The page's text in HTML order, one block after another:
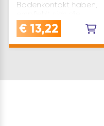
Bodenkontakt haben,
= (Eigengewicht + max.
Räder à 100 kg
€ 13,22